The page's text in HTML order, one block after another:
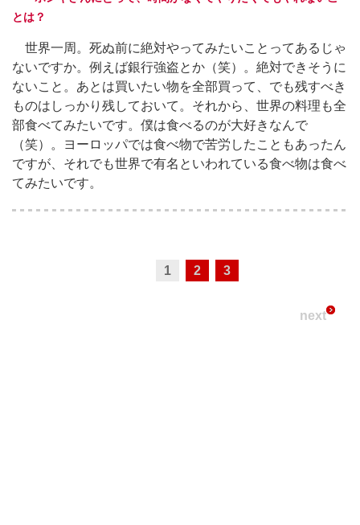
とは？
世界一周。死ぬ前に絶対やってみたいことってあるじゃ
ないですか。例えば銀行強盗とか（笑）。絶対できそうに
ないこと。あとは買いたい物を全部買って、でも残すべき
ものはしっかり残しておいて。それから、世界の料理も全
部食べてみたいです。僕は食べるのが大好きなんで
（笑）。ヨーロッパでは食べ物で苦労したこともあったん
ですが、それでも世界で有名といわれている食べ物は食べ
てみたいです。
1 2 3
next